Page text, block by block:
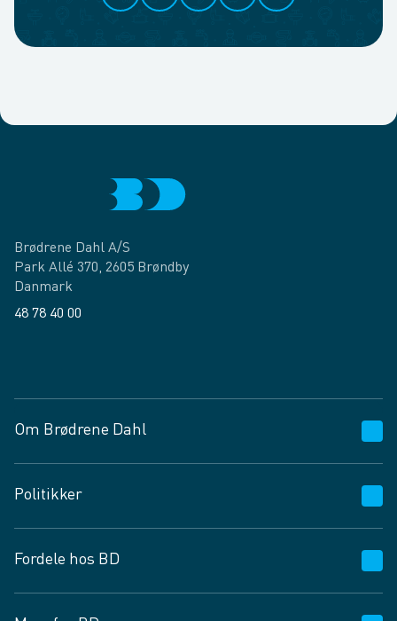
Brødrene Dahl A/S
Park Allé 370, 2605 Brøndby
Danmark
48 78 40 00
Om Brødrene Dahl
Vagttelefon 30 10 89 89
Spørgsmål og svar
Job og karriere
Fødevarekontrolrapport
Politikker
Privatlivspolitik
Cookies
Fordele hos BD